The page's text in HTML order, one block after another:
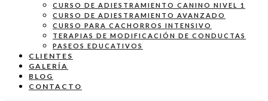
CURSO DE ADIESTRAMIENTO CANINO NIVEL 1
CURSO DE ADIESTRAMIENTO AVANZADO
CURSO PARA CACHORROS INTENSIVO
TERAPIAS DE MODIFICACIÓN DE CONDUCTAS
PASEOS EDUCATIVOS
CLIENTES
GALERÍA
BLOG
CONTACTO